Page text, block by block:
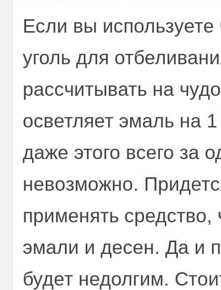
Если вы
уголь для
рассчитывать на
осветляет эмаль на
даже этого всего за
невозможно.
применять
эмали и десен. Да и
будет недолгим.